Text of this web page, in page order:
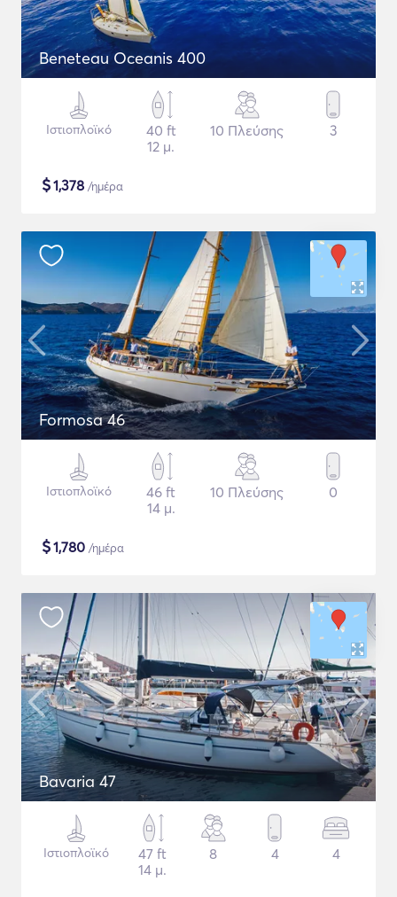
Beneteau Oceanis 400
Ιστιοπλοϊκό
40 ft
12 μ.
10 Πλεύσης 3
$1,378 /ημέρα
Formosa 46
Ιστιοπλοϊκό
46 ft
14 μ.
10 Πλεύσης 0
$1,780 /ημέρα
Bavaria 47
Ιστιοπλοϊκό
47 ft
14 μ.
8 4 4